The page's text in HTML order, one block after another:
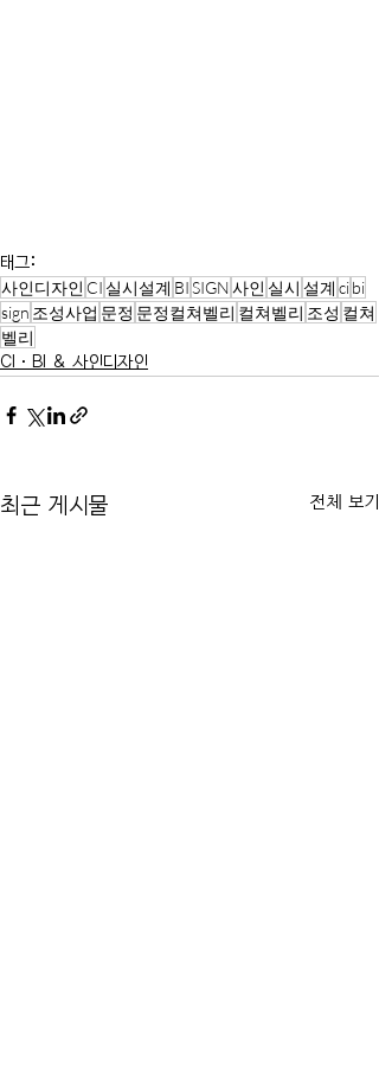
태그:
사인디자인 CI 실시설계 BISIGN사인 실시 설계 cibi
sign 조성사업 문정 문정컬쳐벨리 컬쳐벨리 조성 컬쳐
벨리
CI·BI & 사인디자인
최근 게시물 전체 보기